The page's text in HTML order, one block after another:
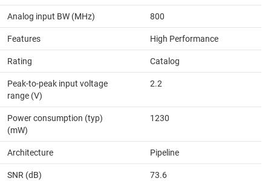
Analog input BW (MHz) 800
Features High Performance
Rating Catalog
Peak-to-peak input voltage
range (V)
2.2
Power consumption (typ)
(mW)
1230
Architecture Pipeline
SNR (dB) 73.6